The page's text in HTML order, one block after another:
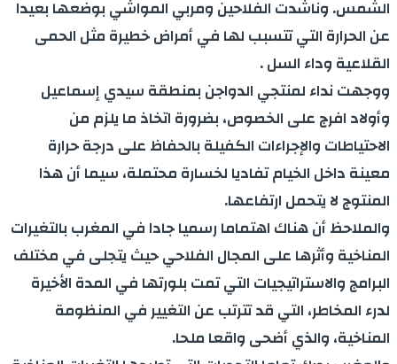
الشمس. وناشدت الفلاحين ومربي المواشي بوضعها بعيدا
عن الحرارة التي تتسبب لها في أمراض خطيرة مثل الحمى
القلاعية وداء السل .
ووجهت نداء لمنتجي الدواجن بمنطقة سيدي إسماعيل
وأولاد افرج على الخصوص، بضرورة اتخاذ ما يلزم من
الاحتياطات والإجراءات الكفيلة بالحفاظ على درجة حرارة
معينة داخل الخيام تفاديا لخسارة محتملة، سيما أن هذا
المنتوج لا يتحمل ارتفاعها.
والملاحظ أن هناك اهتماما رسميا جادا في المغرب بالتغيرات
المناخية وأثرها على المجال الفلاحي حيث يتجلى في مختلف
البرامج والاستراتيجيات التي تمت بلورتها في المدة الأخيرة
لدرء المخاطر، التي قد تترتب عن التغيير في المنظومة
المناخية، والذي أضحى واقعا ملحا.